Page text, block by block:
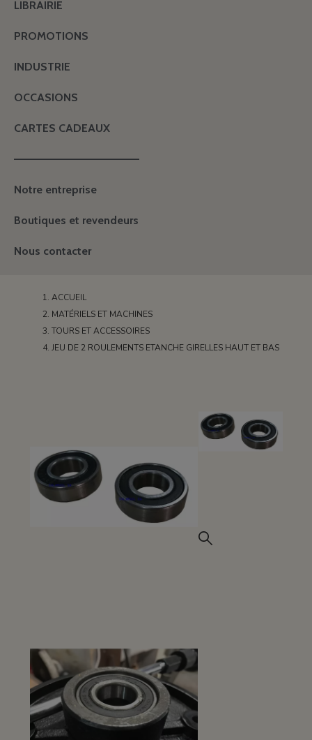
LIBRAIRIE
PROMOTIONS
INDUSTRIE
OCCASIONS
CARTES CADEAUX
———————————————
Notre entreprise
Boutiques et revendeurs
Nous contacter
ACCUEIL
MATÉRIELS ET MACHINES
TOURS ET ACCESSOIRES
JEU DE 2 ROULEMENTS ETANCHE GIRELLES HAUT ET BAS